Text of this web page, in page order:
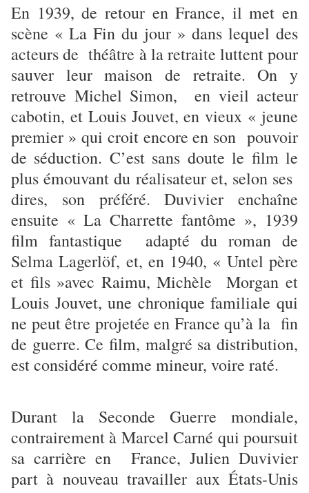
En 1939, de retour en France, il met en
scène « La Fin du jour » dans lequel des
acteurs de théâtre à la retraite luttent pour
sauver leur maison de retraite. On y
retrouve Michel Simon, en vieil acteur
cabotin, et Louis Jouvet, en vieux « jeune
premier » qui croit encore en son pouvoir
de séduction. C’est sans doute le film le
plus émouvant du réalisateur et, selon ses
dires, son préféré. Duvivier enchaîne
ensuite « La Charrette fantôme », 1939
film fantastique adapté du roman de
Selma Lagerlöf, et, en 1940, « Untel père
et fils »avec Raimu, Michèle Morgan et
Louis Jouvet, une chronique familiale qui
ne peut être projetée en France qu’à la fin
de guerre. Ce film, malgré sa distribution,
est considéré comme mineur, voire raté.
Durant la Seconde Guerre mondiale,
contrairement à Marcel Carné qui poursuit
sa carrière en France, Julien Duvivier
part à nouveau travailler aux États-Unis